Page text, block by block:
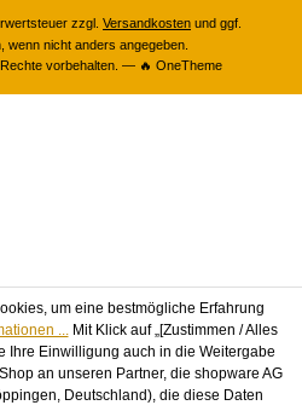
zzgl. Versandkosten und ggf.
wenn nicht anders angegeben.
vorbehalten. — 🔥 OneTheme
um eine bestmögliche Erfahrung
...Mit Klick auf „[Zustimmen / Alles
Ihre Einwilligung auch in die Weitergabe
an unseren Partner, die shopware AG
Deutschland), die diese Daten